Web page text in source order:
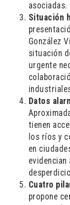
asociadas.
Situación
González
situación
urgente
Datos
tienen
los ríos y
en
Cuatro
propone